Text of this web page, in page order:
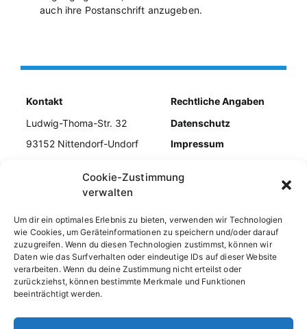
Cookie-Zustimmung
verwalten
Um dir ein optimales Erlebnis zu bieten, verwenden wir Technologien
wie Cookies, um Geräteinformationen zu speichern und/oder darauf
zuzugreifen. Wenn du diesen Technologien zustimmst, können wir
Daten wie das Surfverhalten oder eindeutige IDs auf dieser Website
verarbeiten. Wenn du deine Zustimmung nicht erteilst oder
zurückziehst, können bestimmte Merkmale und Funktionen
beeinträchtigt werden.
auch ihre Postanschrift anzugeben.
Kontakt
Ludwig-Thoma-Str. 32
93152 Nittendorf-Undorf
E-Mail info@kiebiz-
Rechtliche Angaben
Datenschutz
Impressum
Cookie-Richtlinie